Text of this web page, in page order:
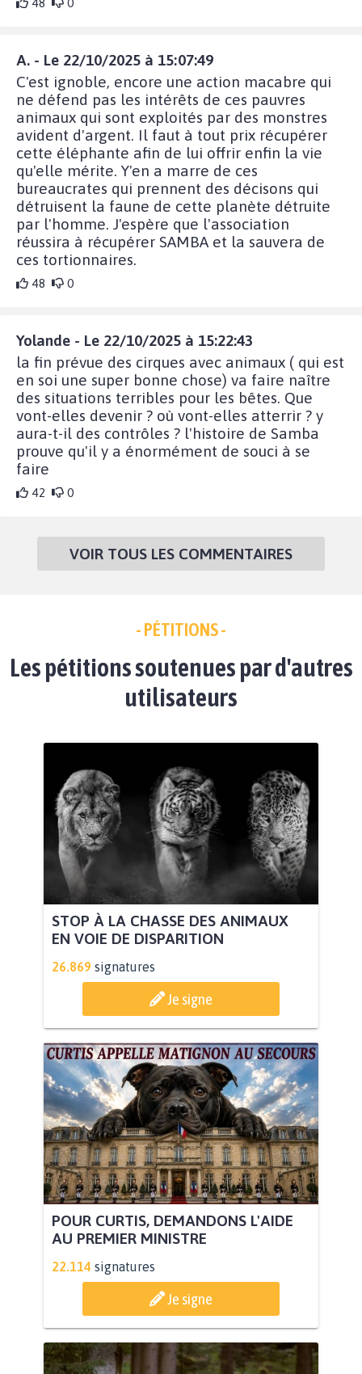
48 0
A. - Le 22/10/2025 à 15:07:49
C'est ignoble, encore une action macabre qui
ne défend pas les intérêts de ces pauvres
animaux qui sont exploités par des monstres
avident d'argent. Il faut à tout prix récupérer
cette éléphante afin de lui offrir enfin la vie
qu'elle mérite. Y'en a marre de ces
bureaucrates qui prennent des décisons qui
détruisent la faune de cette planète détruite
par l'homme. J'espère que l'association
réussira à récupérer SAMBA et la sauvera de
ces tortionnaires.
48 0
Yolande - Le 22/10/2025 à 15:22:43
la fin prévue des cirques avec animaux ( qui est
en soi une super bonne chose) va faire naître
des situations terribles pour les bêtes. Que
vont-elles devenir ? où vont-elles atterrir ? y
aura-t-il des contrôles ? l'histoire de Samba
prouve qu'il y a énormément de souci à se
faire
42 0
VOIR TOUS LES COMMENTAIRES
- PÉTITIONS -
Les pétitions soutenues par d'autres
utilisateurs
STOP À LA CHASSE DES ANIMAUX
EN VOIE DE DISPARITION
26.869 signatures
Je signe
POUR CURTIS, DEMANDONS L'AIDE
AU PREMIER MINISTRE
22.114 signatures
Je signe